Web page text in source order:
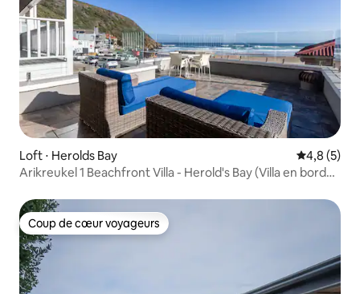
Loft ⋅ Herolds Bay Évaluation
4,8 (5)
Arikreukel 1 Beachfront Villa - Herold's Bay (Villa en bord
Coup de cœur voyageurs
Coup de cœur voyageurs